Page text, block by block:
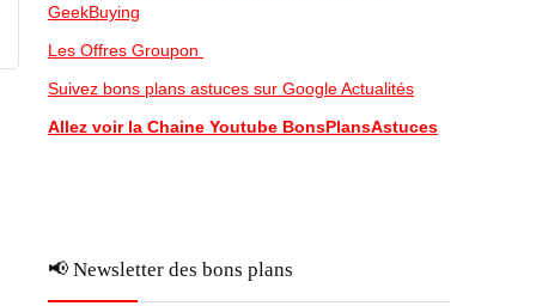
GeekBuying
Les Offres Groupon
Suivez bons plans astuces sur Google Actualités
Allez voir la Chaine Youtube BonsPlansAstuces
📢 Newsletter des bons plans